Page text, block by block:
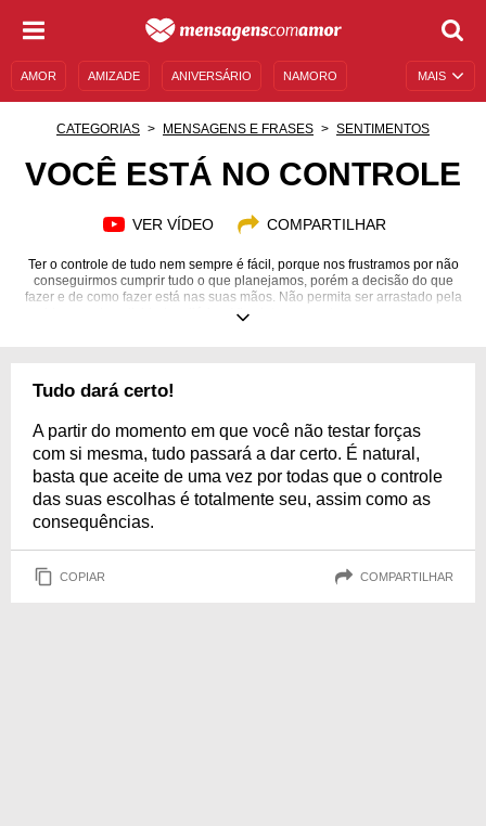
MAIS
AMOR AMIZADE ANIVERSÁRIO NAMORO
UNIVERSO FEMININO AUTOAJUDA
CATEGORIAS MENSAGENS E FRASES SENTIMENTOS
VOCÊ ESTÁ NO CONTROLE
VER VÍDEO COMPARTILHAR
Ter o controle de tudo nem sempre é fácil, porque nos frustramos por não
conseguirmos cumprir tudo o que planejamos, porém a decisão do que
fazer e de como fazer está nas suas mãos. Não permita ser arrastado pela
vida ou pelas atividades diárias. Viva intensamente, mas sempre com
Tudo dará certo!
A partir do momento em que você não testar forças
com si mesma, tudo passará a dar certo. É natural,
basta que aceite de uma vez por todas que o controle
das suas escolhas é totalmente seu, assim como as
consequências.
COPIAR COMPARTILHAR